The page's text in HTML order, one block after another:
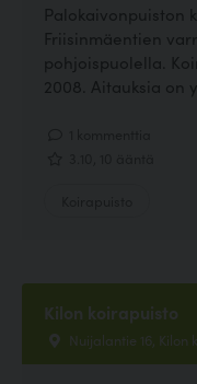
Palokaivonpuiston
Friisinmäentien
pohjoispuolella.
2008. Aitauksia on
Kilon koirapuisto
Nuijalantie 16, Kilon